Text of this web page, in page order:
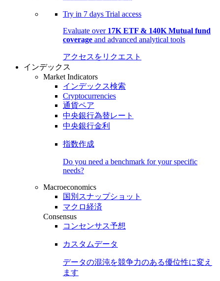
Try in 7 days Trial access
Evaluate over 17K ETF & 140K Mutual fund
coverage and advanced analytical tools
アクセスをリクエスト
インデックス
Market Indicators
インデックス検索
Cryptocurrencies
通貨ペア
中央銀行為替レート
中央銀行金利
指数作成
Do you need a benchmark for your specific
needs?
Macroeconomics
国別スナップショット
マクロ経済
Consensus
コンセンサス予想
カスタムデータ
データの混沌を競争力のある優位性に変え
ます